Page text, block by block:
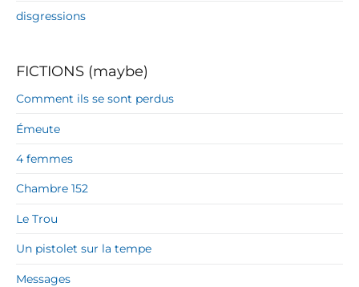
disgressions
FICTIONS (maybe)
Comment ils se sont perdus
Émeute
4 femmes
Chambre 152
Le Trou
Un pistolet sur la tempe
Messages